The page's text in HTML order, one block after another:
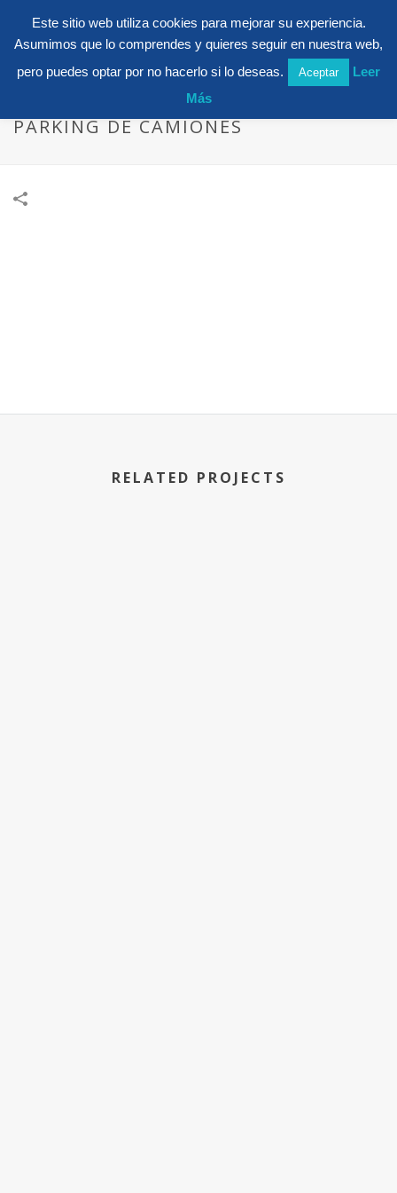
PARKING DE CAMIONES
RELATED PROJECTS
Este sitio web utiliza cookies para mejorar su experiencia.
Asumimos que lo comprendes y quieres seguir en nuestra web,
pero puedes optar por no hacerlo si lo deseas.
Aceptar
Leer
Más